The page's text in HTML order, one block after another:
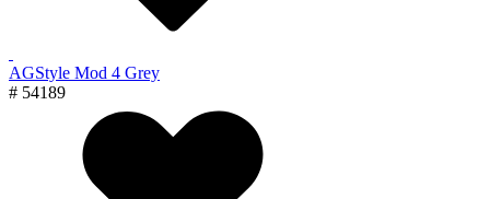
AGStyle Mod 4 Grey
# 54189